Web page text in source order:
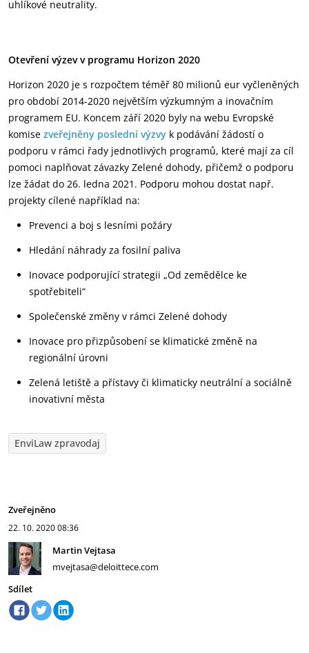
uhlíkové neutrality.
Otevření výzev v programu Horizon 2020
Horizon 2020 je s rozpočtem téměř 80 milionů eur vyčleněných
pro období 2014-2020 největším výzkumným a inovačním
programem EU. Koncem září 2020 byly na webu Evropské
komise zveřejněny poslední výzvy k podávání žádostí o
podporu v rámci řady jednotlivých programů, které mají za cíl
pomoci naplňovat závazky Zelené dohody, přičemž o podporu
lze žádat do 26. ledna 2021. Podporu mohou dostat např.
projekty cílené například na:
Prevenci a boj s lesními požáry
Hledání náhrady za fosilní paliva
Inovace podporující strategii „Od zemědělce ke
spotřebiteli“
Společenské změny v rámci Zelené dohody
Inovace pro přizpůsobení se klimatické změně na
regionální úrovni
Zelená letiště a přístavy či klimaticky neutrální a sociálně
inovativní města
EnviLaw zpravodaj
Zveřejněno
22. 10. 202008:36
Martin Vejtasa
mvejtasa@deloittece.com
Sdílet